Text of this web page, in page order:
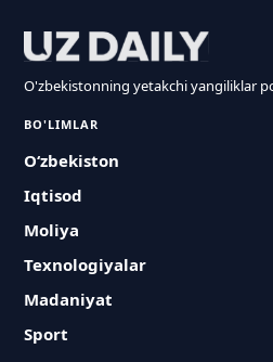
O'zbekistonning yetakchi yangiliklar
BO'LIMLAR
O‘zbekiston
Iqtisod
Moliya
Texnologiyalar
Madaniyat
Sport